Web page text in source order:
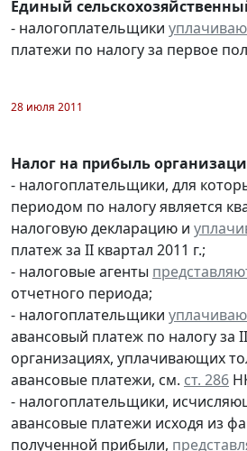
Единый
- налогоплательщики
платежи по налогу за первое
28 июля 2011
Налог на прибыль
- налогоплательщики, для
периодом по налогу является
налоговую декларацию и
платеж за II квартал 2011 г.;
- налоговые агенты
отчетного периода;
- налогоплательщики
авансовый платеж по налогу за
организациях, уплачивающих
авансовые платежи, см. ст. 286
- налогоплательщики,
авансовые платежи исходя из
полученной прибыли,